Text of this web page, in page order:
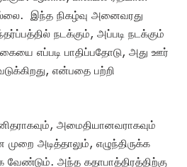
இந்த நிகழ்வு அனைவரது
நடக்கும், அப்படி நடக்கும்
எப்படி பாதிப்பதோடு, அது ஊர்
என்பதை பற்றி
அமைதியானவராகவும்
அடித்தாலும், எழுந்திருக்க
வேண்டும். அந்த கதாபாத்திரத்திற்கு